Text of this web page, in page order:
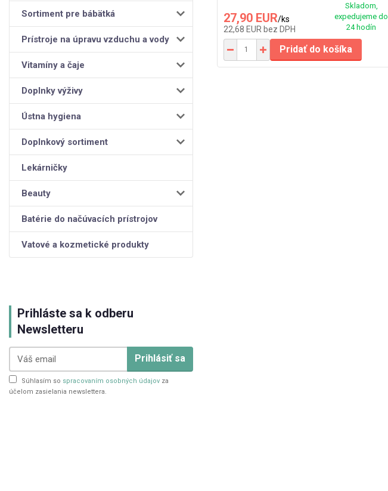
Sortiment pre bábätká
Prístroje na úpravu vzduchu a vody
Vitamíny a čaje
Doplnky výživy
Ústna hygiena
Doplnkový sortiment
Lekárničky
Beauty
Batérie do načúvacích prístrojov
Vatové a kozmetické produkty
Prihláste sa k odberu
Newsletteru
Prihlásiť sa
Súhlasím so spracovaním osobných údajov za
účelom zasielania newslettera.
27,90 EUR/ks
22,68 EUR bez DPH
Skladom,
expedujeme do
24 hodín
Pridať do košíka